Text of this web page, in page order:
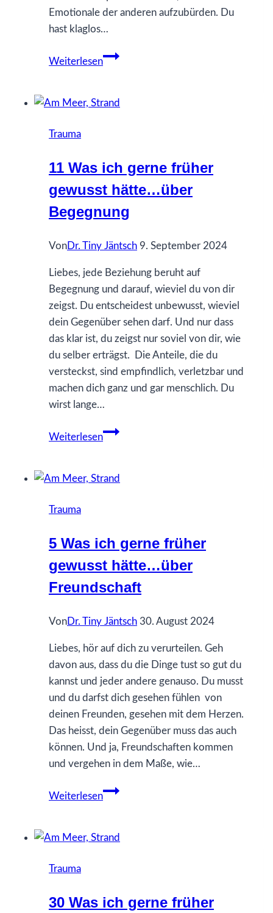
Emotionale der anderen aufzubürden. Du
hast klaglos…
Weiterlesen
34
gerne
über
Eigenverantwortung
Trauma
11 Was ich gerne früher
gewusst hätte…über
Begegnung
VonDr. Tiny Jäntsch 9. September 2024
Liebes, jede Beziehung beruht auf
Begegnung und darauf, wieviel du von dir
zeigst. Du entscheidest unbewusst, wieviel
dein Gegenüber sehen darf. Und nur dass
das klar ist, du zeigst nur soviel von dir, wie
du selber erträgst. Die Anteile, die du
versteckst, sind empfindlich, verletzbar und
machen dich ganz und gar menschlich. Du
wirst lange…
Weiterlesen
11
gerne
über
Begegnung
Trauma
5 Was ich gerne früher
gewusst hätte…über
Freundschaft
VonDr. Tiny Jäntsch 30. August 2024
Liebes, hör auf dich zu verurteilen. Geh
davon aus, dass du die Dinge tust so gut du
kannst und jeder andere genauso. Du musst
und du darfst dich gesehen fühlen von
deinen Freunden, gesehen mit dem Herzen.
Das heisst, dein Gegenüber muss das auch
können. Und ja, Freundschaften kommen
und vergehen in dem Maße, wie…
Weiterlesen
5
gerne
über
Trauma
30 Was ich gerne früher